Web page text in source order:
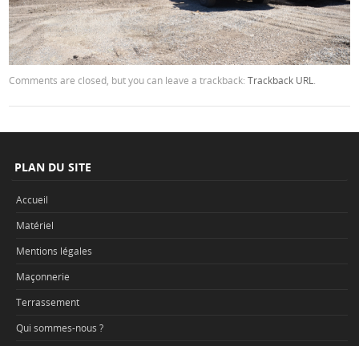
Comments are closed, but you can leave a trackback:Trackback URL
PLAN DU SITE
Accueil
Matériel
Mentions légales
Maçonnerie
Terrassement
Qui sommes-nous ?